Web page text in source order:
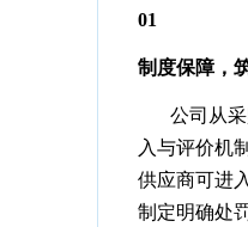
01
制度保障，
公司从
入与评价机
供应商可进
制定明确处